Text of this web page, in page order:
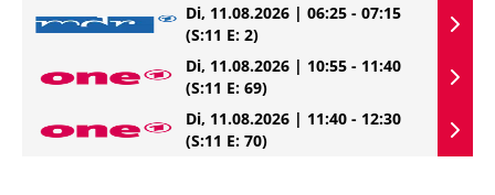
Di, 11.08.2026 | 06:25 - 07:15
(S:11 E: 2)
Di, 11.08.2026 | 10:55 - 11:40
(S:11 E: 69)
Di, 11.08.2026 | 11:40 - 12:30
(S:11 E: 70)